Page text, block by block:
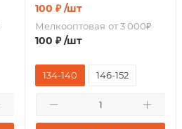
100 ₽ /шт
Мелкооптовая от 3 000₽
100 ₽ /шт
134-140 146-152